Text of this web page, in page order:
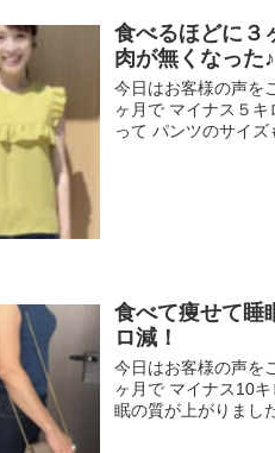
食べるほどに３
肉が無くなった♪
今日はお客様の声を
ヶ月で マイナス５
って パンツのサイ
食べて痩せて睡
ロ減！
今日はお客様の声を
ヶ月で マイナス10
眠の質が上がりまし